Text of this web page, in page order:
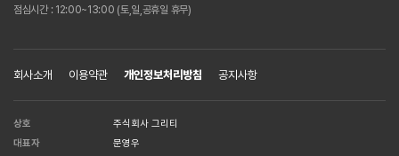
점심시간 : 12:00~13:00 (토,일,공휴일 휴무)
회사소개 이용약관 개인정보처리방침 공지사항
상호
주식회사 그리티
대표자
문영우